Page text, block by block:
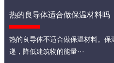
热的良导体适合做保温材料吗
热的良导体不适合做保温材料。
递，降低建筑物的能量···